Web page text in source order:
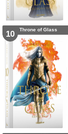
10 Throne of Glass